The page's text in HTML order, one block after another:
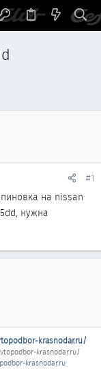
#1
на nissan
нужна
krasnodar.ru/
krasnodar.ru/
krasnodar.ru